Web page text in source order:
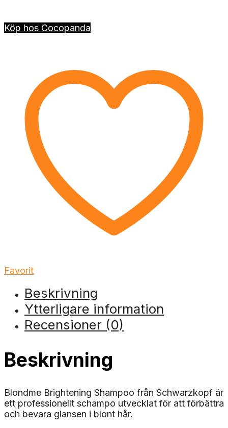
Köp hos Cocopanda
Favorit
Beskrivning
Ytterligare information
Recensioner (0)
Beskrivning
Blondme Brightening Shampoo från Schwarzkopf är
ett professionellt schampo utvecklat för att förbättra
och bevara glansen i blont hår.